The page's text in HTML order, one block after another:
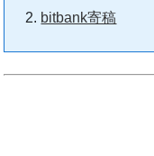
bitbank寄稿